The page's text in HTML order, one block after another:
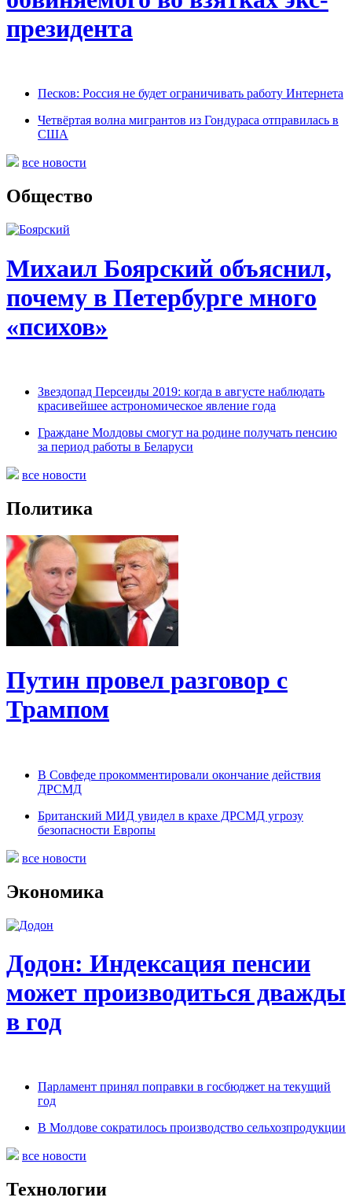
президента
Песков: Россия не будет ограничивать работу Интернета
Четвёртая волна мигрантов из Гондураса отправилась в
США
все новости
Общество
Михаил Боярский объяснил,
почему в Петербурге много
«психов»
Звездопад Персеиды 2019: когда в августе наблюдать
красивейшее астрономическое явление года
Граждане Молдовы смогут на родине получать пенсию
за период работы в Беларуси
все новости
Политика
Путин провел разговор с
Трампом
В Совфеде прокомментировали окончание действия
ДРСМД
Британский МИД увидел в крахе ДРСМД угрозу
безопасности Европы
все новости
Экономика
Додон: Индексация пенсии
может производиться дважды
в год
Парламент принял поправки в госбюджет на текущий
год
В Молдове сократилось производство сельхозпродукции
все новости
Технологии